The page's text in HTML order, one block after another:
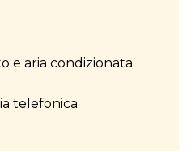
e aria condizionata
telefonica